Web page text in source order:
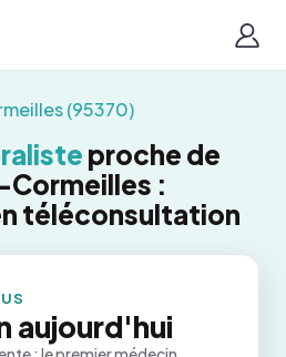
(95370)
proche de
:
téléconsultation
aujourd'hui